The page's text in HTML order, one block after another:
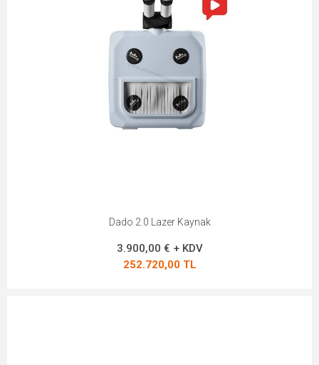
Dado 2.0 Lazer Kaynak
3.900,00 € + KDV
252.720,00 TL